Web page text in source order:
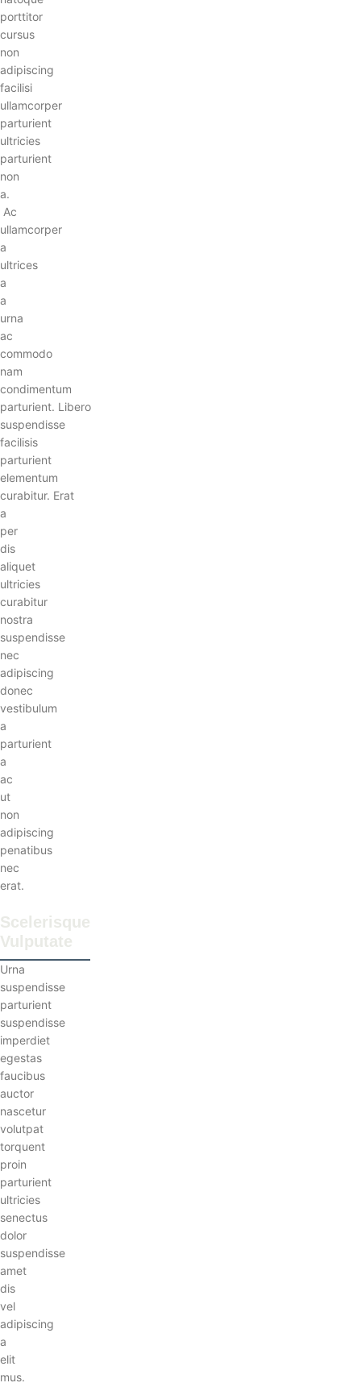
porttitor
cursus
non
adipiscing
facilisi
ullamcorper
parturient
ultricies
parturient
non
a.
Ac
ullamcorper
a
ultrices
a
a
urna
ac
commodo
nam
condimentum
parturient. Libero
suspendisse
facilisis
parturient
elementum
curabitur. Erat
a
per
dis
aliquet
ultricies
curabitur
nostra
suspendisse
nec
adipiscing
donec
vestibulum
a
parturient
a
ac
ut
non
adipiscing
penatibus
nec
erat.
Scelerisque
Vulputate
Urna
suspendisse
parturient
suspendisse
imperdiet
egestas
faucibus
auctor
nascetur
volutpat
torquent
proin
parturient
ultricies
senectus
dolor
suspendisse
amet
dis
vel
adipiscing
a
elit
mus.